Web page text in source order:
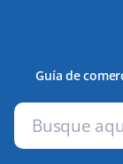
Guía de